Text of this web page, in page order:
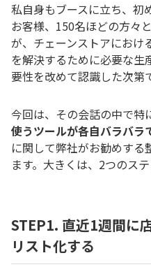
私自身もブースに立ち、初
お客様、150名ほどの方々
が、チェーンストアにおけ
を解決するために必要な
要性を改めて認識した次第
今回は、その会話の中で特
使うツールが各自バラバラ
に関して弊社がお勧めす
ます。大きくは、 2つのステ
STEP1. 直近1週間に
リスト化する